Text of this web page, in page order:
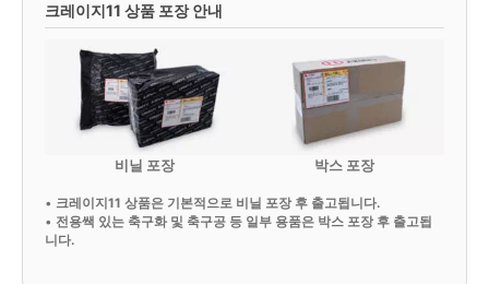
크레이지11 상품 포장 안내
비닐 포장 박스 포장
• 크레이지11 상품은 기본적으로 비닐 포장 후 출고됩니다.
• 전용쌕 있는 축구화 및 축구공 등 일부 용품은 박스 포장 후 출고됩
니다.